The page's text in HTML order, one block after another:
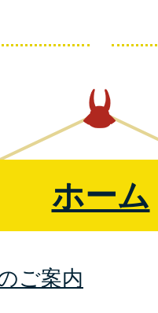
ホーム
ご案内